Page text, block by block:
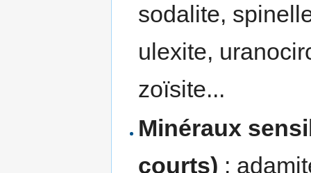
sodalite,
ulexite,
zoïsite...
Minéraux
courts) :